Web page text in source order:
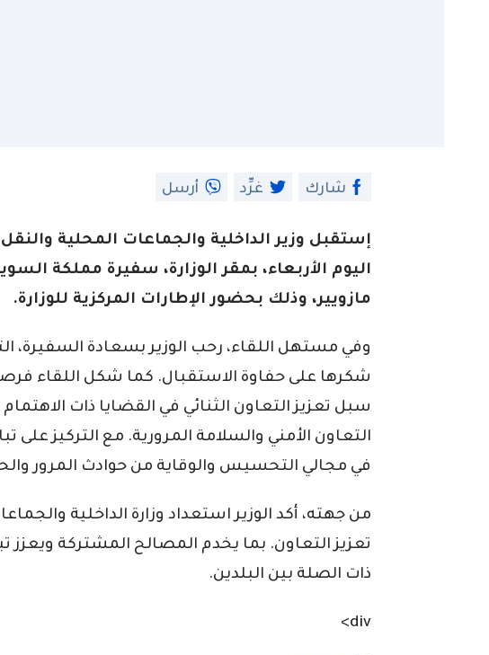
شارك غرِّد أرسل
إستقبل وزير الداخلية والجماعات المحلية
اليوم الأربعاء، بمقر الوزارة، سفيرة مملكة
مازويير، وذلك بحضور الإطارات المركزية للوزارة.
وفي مستهل اللقاء، رحب الوزير بسعادة السفيرة،
شكرها على حفاوة الاستقبال. كما شكل اللقاء
سبل تعزيز التعاون الثنائي في القضايا ذات
التعاون الأمني والسلامة المرورية. مع التركيز على
في مجالي التحسيس والوقاية من حوادث المرور
من جهته، أكد الوزير استعداد وزارة الداخلية
تعزيز التعاون. بما يخدم المصالح المشتركة ويعزز
ذات الصلة بين البلدين.
div>